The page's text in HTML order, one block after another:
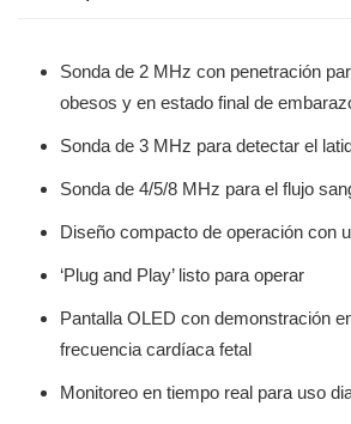
Sonda de 2 MHz con penetración
obesos y en estado final de
Sonda de 3 MHz para detectar el
Sonda de 4/5/8 MHz para el flujo
Diseño compacto de operación con
‘Plug and Play’ listo para operar
Pantalla OLED con demonstración
frecuencia cardíaca fetal
Monitoreo en tiempo real para uso